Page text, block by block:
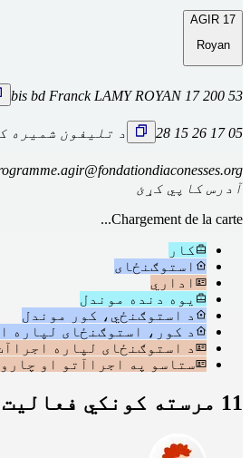
AGIR 17
Royan
53 bis bd Franck LAMY ROYAN 17 200
05 17 26 15 28 د تلیفون شمیره
آدرس کاپي کړئ
Chargement de la carte...
کار
استوګنځای
اداري
یوه دنده موندل
د استوګنځي، کور موندل
د کور، استوګنځای لپاره
د استوګنځای لپاره
ستاسو په اجراآتو او
11 مرسته کونکي فعالیت کوي